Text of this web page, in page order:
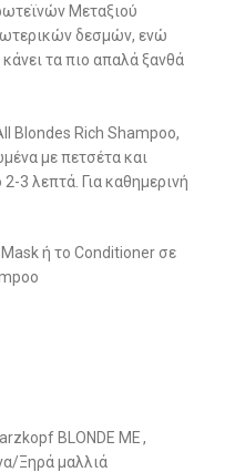
Μεταξιού
δεσμών, ενώ
κάνει τα πιο απαλά ξανθά
Blondes Rich Shampoo,
με πετσέτα και
3 λεπτά. Για καθημερινή
ή το Conditioner σε
BLONDE ME,
Ξηρά μαλλιά